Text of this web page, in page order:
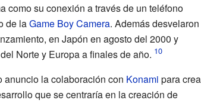
como su conexión a través de un teléfono
de laGame Boy Camera. Además desvelaron
en Japón en agosto del 2000 y
Norte y Europa a finales de año.
la colaboración con Konami para
que se centraría en la creación de